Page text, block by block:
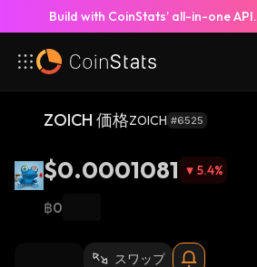
Build with CoinStats’ all-in-one API.
ZOICH 価格ZOICH #6525
$0.0001081 5.4%
฿0
スワップ